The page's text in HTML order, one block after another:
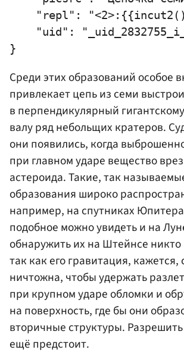
"repl":
"uid":
Среди этих образований особое
привлекает цепь из семи
в перпендикулярный
валу ряд небольщих кратеров.
они появились, когда
при главном ударе вещество
астероида. Такие, так
образования широко
например, на спутниках
подобное можно увидеть и на
обнаружить их на Штейнсе
так как его гравитация,
ничтожна, чтобы удержать
при крупном ударе обломки и
на поверхность, где бы они
вторичные структуры. Разрешить
ещё предстоит.